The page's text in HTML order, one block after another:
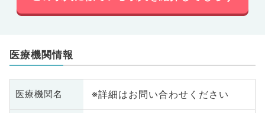
医療機関情報
医療機関名 ※詳細はお問い合わせください